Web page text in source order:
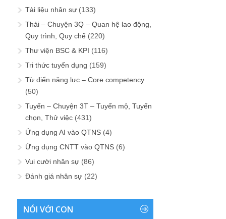
Tài liệu nhân sự (133)
Thải – Chuyện 3Q – Quan hệ lao động,
Quy trình, Quy chế (220)
Thư viện BSC & KPI (116)
Tri thức tuyển dụng (159)
Từ điển năng lực – Core competency
(50)
Tuyển – Chuyện 3T – Tuyển mộ, Tuyển
chọn, Thử việc (431)
Ứng dụng AI vào QTNS (4)
Ứng dụng CNTT vào QTNS (6)
Vui cười nhân sự (86)
Đánh giá nhân sự (22)
NÓI VỚI CON